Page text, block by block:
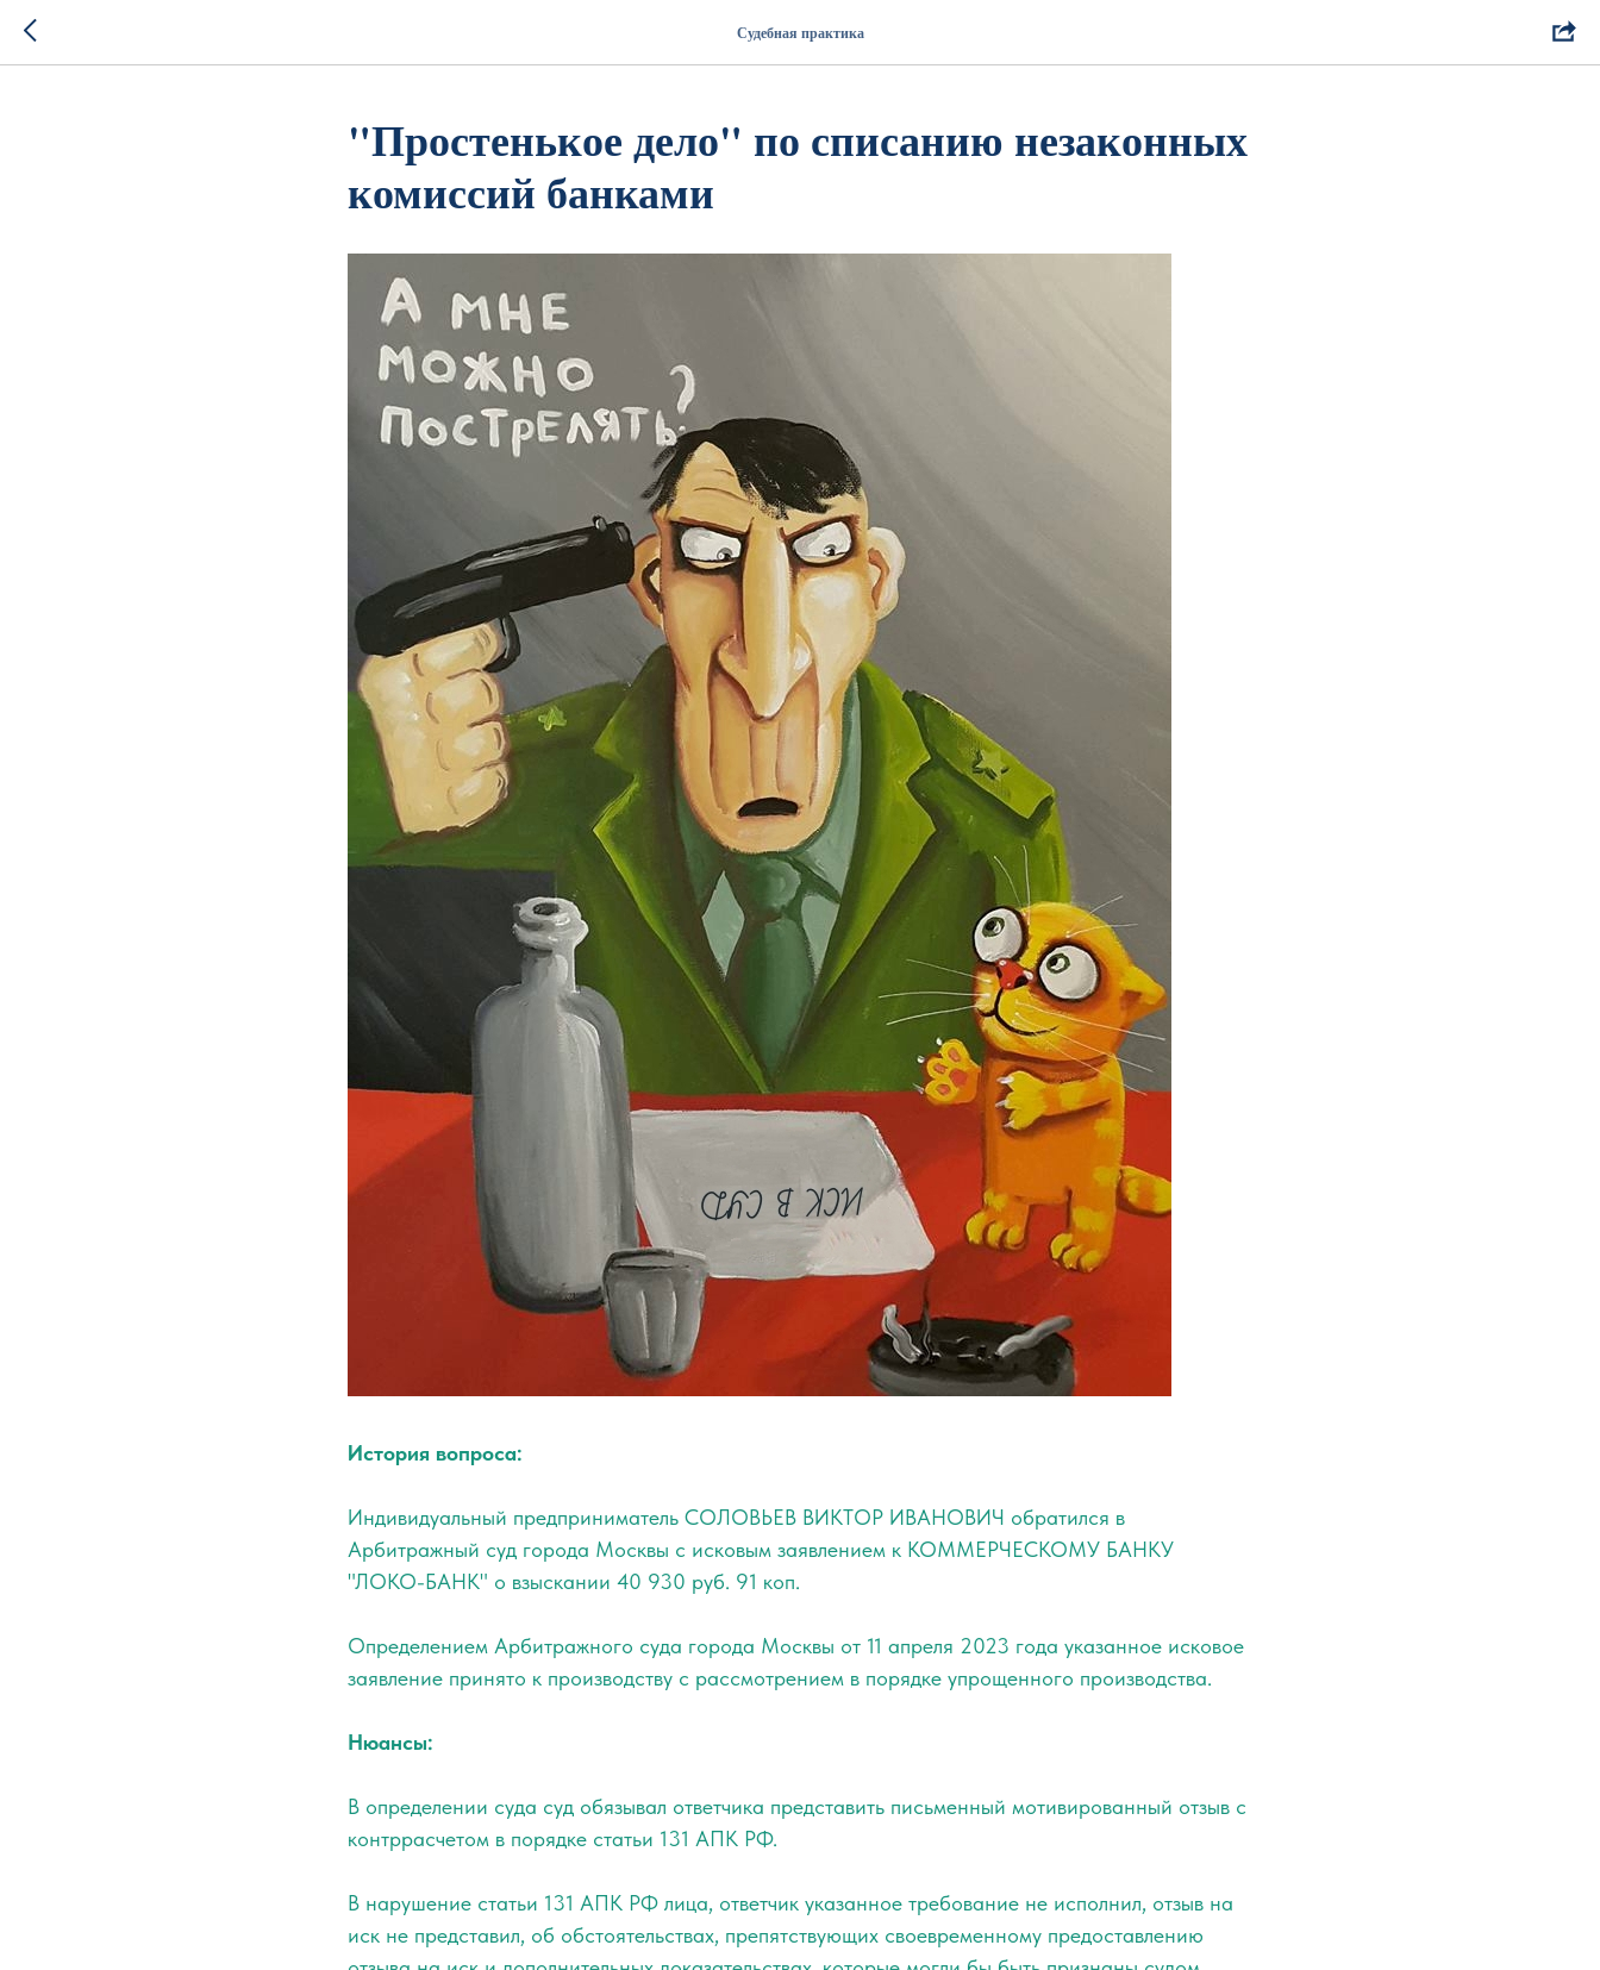
Судебная практика
"Простенькое дело" по списанию незаконных
комиссий банками
История вопроса:
Индивидуальный предприниматель СОЛОВЬЕВ ВИКТОР ИВАНОВИЧ обратился в
Арбитражный суд города Москвы с исковым заявлением к КОММЕРЧЕСКОМУ БАНКУ
"ЛОКО-БАНК" о взыскании 40 930 руб. 91 коп.
Определением Арбитражного суда города Москвы от 11 апреля 2023 года указанное исковое
заявление принято к производству с рассмотрением в порядке упрощенного производства.
Нюансы:
В определении суда суд обязывал ответчика представить письменный мотивированный отзыв с
контррасчетом в порядке статьи 131 АПК РФ.
В нарушение статьи 131 АПК РФ лица, ответчик указанное требование не исполнил, отзыв на
иск не представил, об обстоятельствах, препятствующих своевременному предоставлению